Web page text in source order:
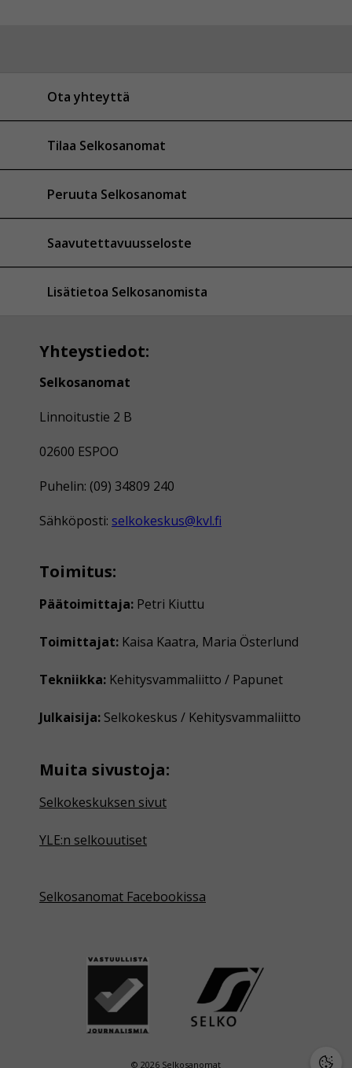
Ota yhteyttä
Tilaa Selkosanomat
Peruuta Selkosanomat
Saavutettavuusseloste
Lisätietoa Selkosanomista
Yhteystiedot:
Selkosanomat
Linnoitustie 2 B
02600 ESPOO
Puhelin: (09) 34809 240
Sähköposti: selkokeskus@kvl.fi
Toimitus:
Päätoimittaja: Petri Kiuttu
Toimittajat: Kaisa Kaatra, Maria Österlund
Tekniikka: Kehitysvammaliitto / Papunet
Julkaisija: Selkokeskus / Kehitysvammaliitto
Muita sivustoja:
Selkokeskuksen sivut
YLE:n selkouutiset
Selkosanomat Facebookissa
© 2026 Selkosanomat